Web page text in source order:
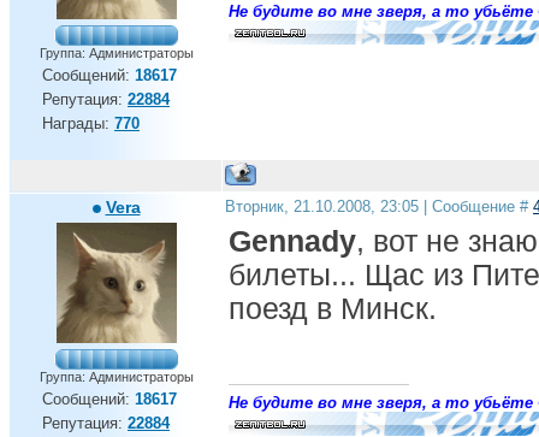
Группа: Администраторы
Сообщений: 18617
Репутация: 22884
Награды: 770
Не будите во мне зверя, а то убьёте
Vera
Группа: Администраторы
Сообщений: 18617
Репутация: 22884
Вторник, 21.10.2008, 23:05 | Сообщение #
Gennady, вот не
билеты... Щас из
поезд в Минск.
Не будите во мне зверя, а то убьёте